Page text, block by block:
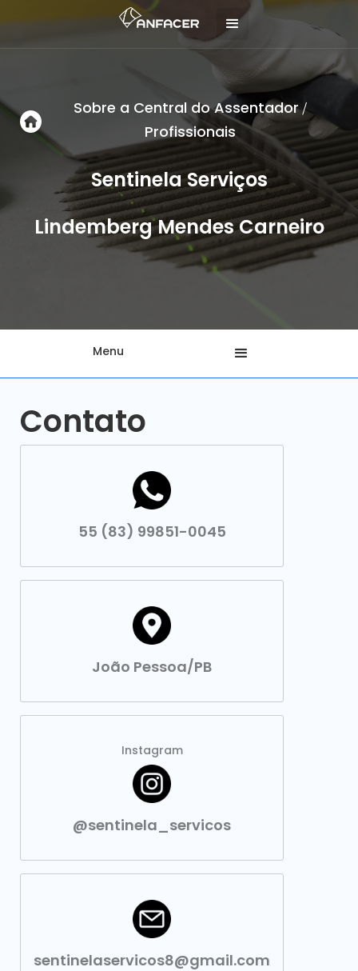
Sobre a Central do Assentador/
Profissionais
Sentinela Serviços
Lindemberg Mendes Carneiro
Menu
Contato
55 (83) 99851-0045
João Pessoa/PB
Instagram
@sentinela_servicos
sentinelaservicos8@gmail.com